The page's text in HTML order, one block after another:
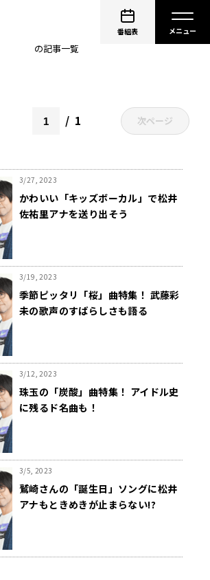
番組表
タケスクリプション
の記事一覧
1 次ページ
3/27, 2023
かわいい「キッズボーカル」で松井
佐祐里アナを送り出そう
3/19, 2023
季節ピッタリ「桜」曲特集！ 武藤彩
未の歌声のすばらしさも語る
3/12, 2023
珠玉の「炭酸」曲特集！ アイドル史
に残るド名曲も！
3/5, 2023
鷲崎さんの「誕生日」ソングに松井
アナもときめきが止まらない!?